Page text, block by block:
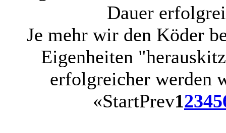
Dauer
Je mehr wir den Köder
Eigenheiten
erfolgreicher werden
«StartPrev12345